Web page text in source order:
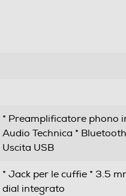
* Preamplificatore phono
Audio Technica *
Uscita USB
* Jack per le cuffie * 3.5
dial integrato